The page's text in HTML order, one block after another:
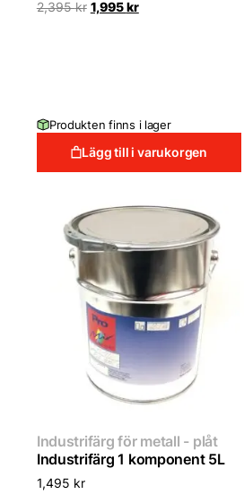
2,395kr Det
1,995krDet
Produkten finns i lager
Lägg till i varukorgen
Industrifärg för metall - plåt
Industrifärg 1 komponent 5L
1,495 kr